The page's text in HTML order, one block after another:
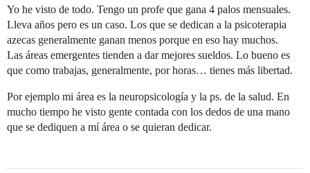
Yo he visto de todo. Tengo un profe que gana 4 palos mensuales.
Lleva años pero es un caso. Los que se dedican a la psicoterapia
azecas generalmente ganan menos porque en eso hay muchos.
Las áreas emergentes tienden a dar mejores sueldos. Lo bueno es
que como trabajas, generalmente, por horas… tienes más libertad.
Por ejemplo mi área es la neuropsicología y la ps. de la salud. En
mucho tiempo he visto gente contada con los dedos de una mano
que se dediquen a mí área o se quieran dedicar.